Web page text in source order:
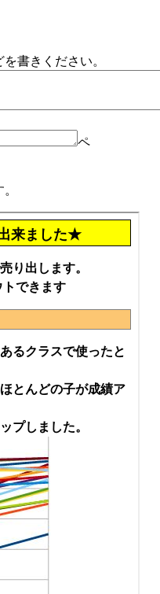
書きください。
ペ